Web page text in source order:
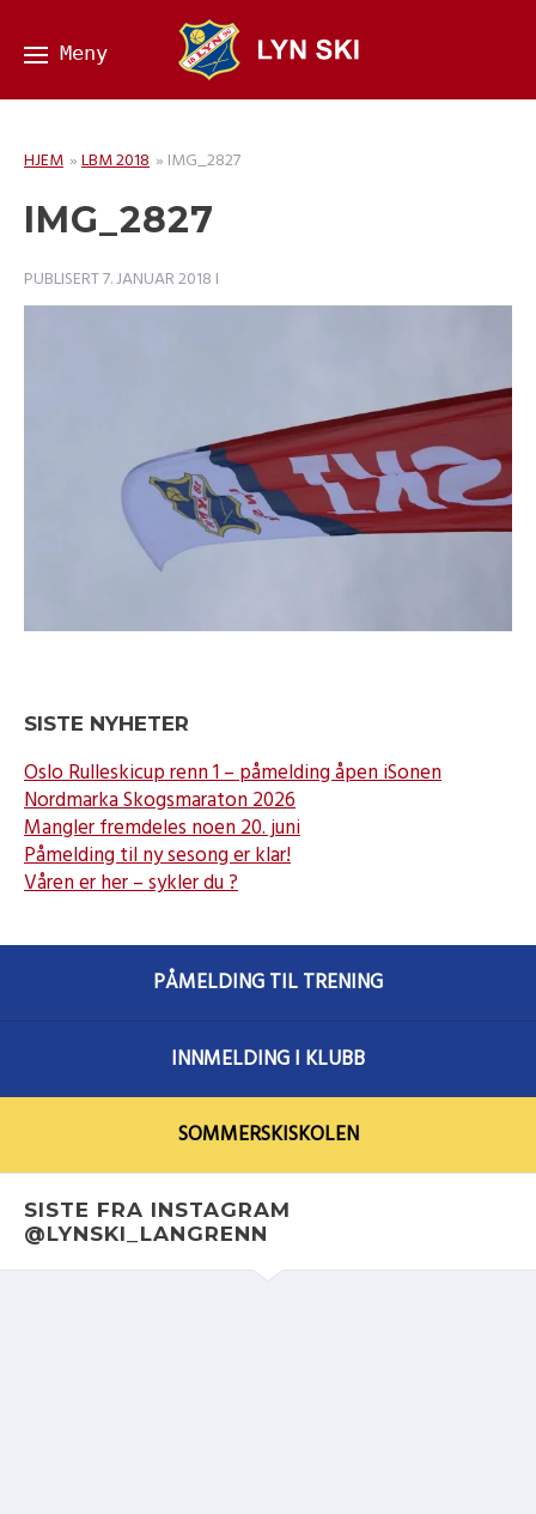
HJEM »LBM 2018 » IMG_2827
IMG_2827
PUBLISERT7. JANUAR 2018 I
SISTE NYHETER
Oslo Rulleskicup renn 1 – påmelding åpen iSonen
Nordmarka Skogsmaraton 2026
Mangler fremdeles noen 20. juni
Påmelding til ny sesong er klar!
Våren er her – sykler du ?
PÅMELDING TIL TRENING
INNMELDING I KLUBB
SOMMERSKISKOLEN
SISTE FRA INSTAGRAM
@LYNSKI_LANGRENN